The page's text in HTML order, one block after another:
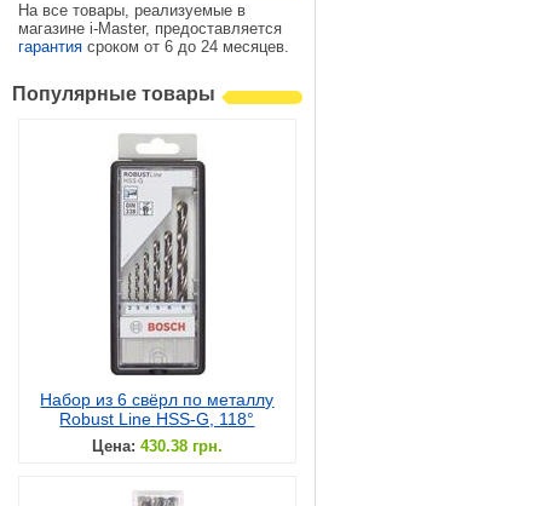
На все товары, реализуемые в
магазине i-Master, предоставляется
гарантия сроком от 6 до 24 месяцев.
Популярные товары
Набор из 6 свёрл по металлу
Robust Line HSS-G, 118°
Цена: 430.38 грн.